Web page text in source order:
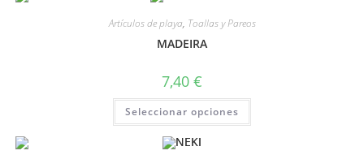
Artículos de playa, Toallas y Pareos
MADEIRA
7,40 €
Seleccionar opciones